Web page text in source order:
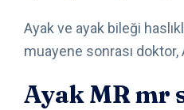
Ayak ve ayak bileği
muayene sonrası
Ayak MR mr